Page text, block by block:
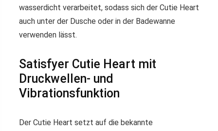
wasserdicht verarbeitet, sodass sich der Cutie Heart
auch unter der Dusche oder in der Badewanne
verwenden lässt.
Satisfyer Cutie Heart mit
Druckwellen- und
Vibrationsfunktion
Der Cutie Heart setzt auf die bekannte